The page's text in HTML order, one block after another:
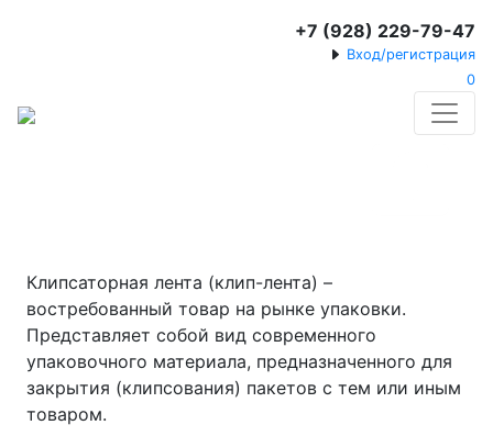
+7 (928) 229-79-47
Вход/регистрация
0
Клипсаторная лента (клип-лента) –
востребованный товар на рынке упаковки.
Представляет собой вид современного
упаковочного материала, предназначенного для
закрытия (клипсования) пакетов с тем или иным
товаром.